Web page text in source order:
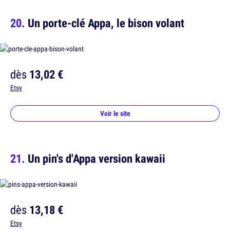
Un porte-clé Appa, le bison volant
dès13,02 €
Etsy
Voir le site
Un pin's d'Appa version kawaii
dès13,18 €
Etsy